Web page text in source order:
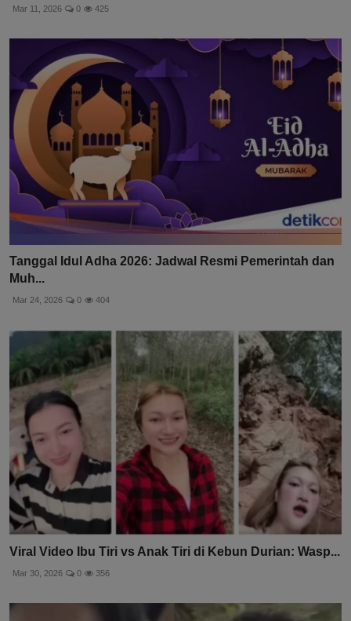
Mar 11, 2026 0 425
Tanggal Idul Adha 2026: Jadwal Resmi Pemerintah dan
Muh...
Mar 24, 2026 0 404
Viral Video Ibu Tiri vs Anak Tiri di Kebun Durian: Wasp...
Mar 30, 2026 0 356